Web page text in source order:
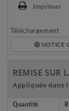
Imprimer
Téléchargement
NOTICE
REMISE SUR
Appliquée dans
Quantité